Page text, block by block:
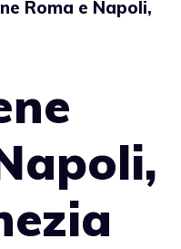
Roma e Napoli,